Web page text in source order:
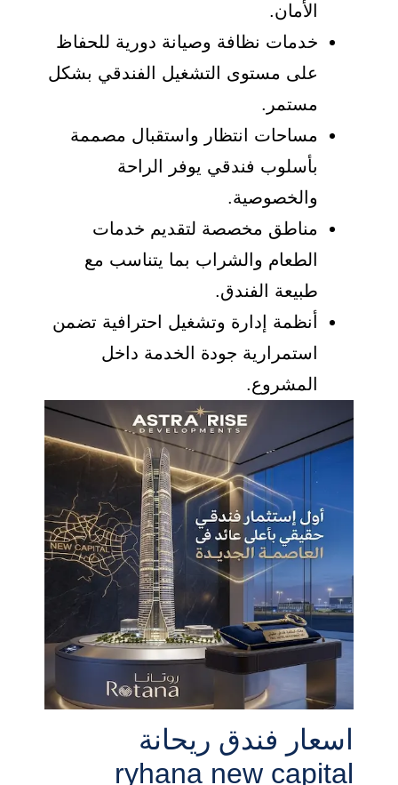
الأمان.
خدمات نظافة وصيانة دورية للحفاظ
على مستوى التشغيل الفندقي بشكل
مستمر.
مساحات انتظار واستقبال مصممة
بأسلوب فندقي يوفر الراحة
والخصوصية.
مناطق مخصصة لتقديم خدمات
الطعام والشراب بما يتناسب مع
طبيعة الفندق.
أنظمة إدارة وتشغيل احترافية تضمن
استمرارية جودة الخدمة داخل
المشروع.
اسعار فندق ريحانة
ryhana new capital